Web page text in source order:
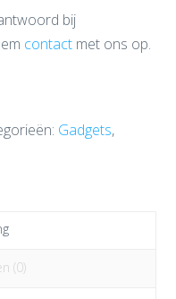
bij
contactmet ons op.
Gadgets,
(0)